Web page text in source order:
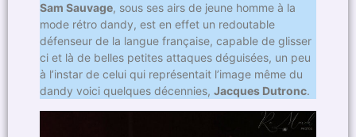
Sam Sauvage, sous ses airs de jeune homme à la
mode rétro dandy, est en effet un redoutable
défenseur de la langue française, capable de glisser
ci et là de belles petites attaques déguisées, un peu
à l’instar de celui qui représentait l’image même du
dandy voici quelques décennies, Jacques Dutronc.